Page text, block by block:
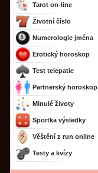
Tarot on-line
Životní číslo
Numerologie jména
Erotický horoskop
Test telepatie
Partnerský horoskop
Minulé životy
Sportka výsledky
Věštění z run online
Testy a kvízy